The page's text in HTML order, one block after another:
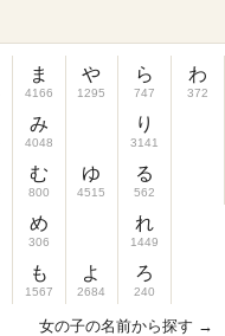
ま
4166
み
4048
む
800
め
306
も
1567
や
1295
ゆ
4515
よ
2684
ら
747
り
3141
る
562
れ
1449
ろ
240
わ
372
女の子の名前から探す →